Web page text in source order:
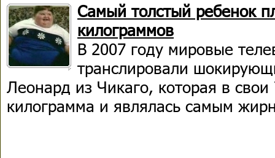
Самый толстый ребенок
килограммов
В 2007 году мировые
транслировали
Леонард из Чикаго, которая в свои
килограмма и являлась самым